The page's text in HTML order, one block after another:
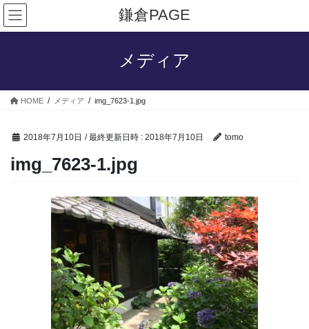
コ
ン
テ
ス
ナ
ビ
ゲ
ン
鎌倉PAGE
メディア
HOME メディア img_7623-1.jpg
2018年7月10日 / 最終更新日時 : 2018年7月10日 tomo
img_7623-1.jpg